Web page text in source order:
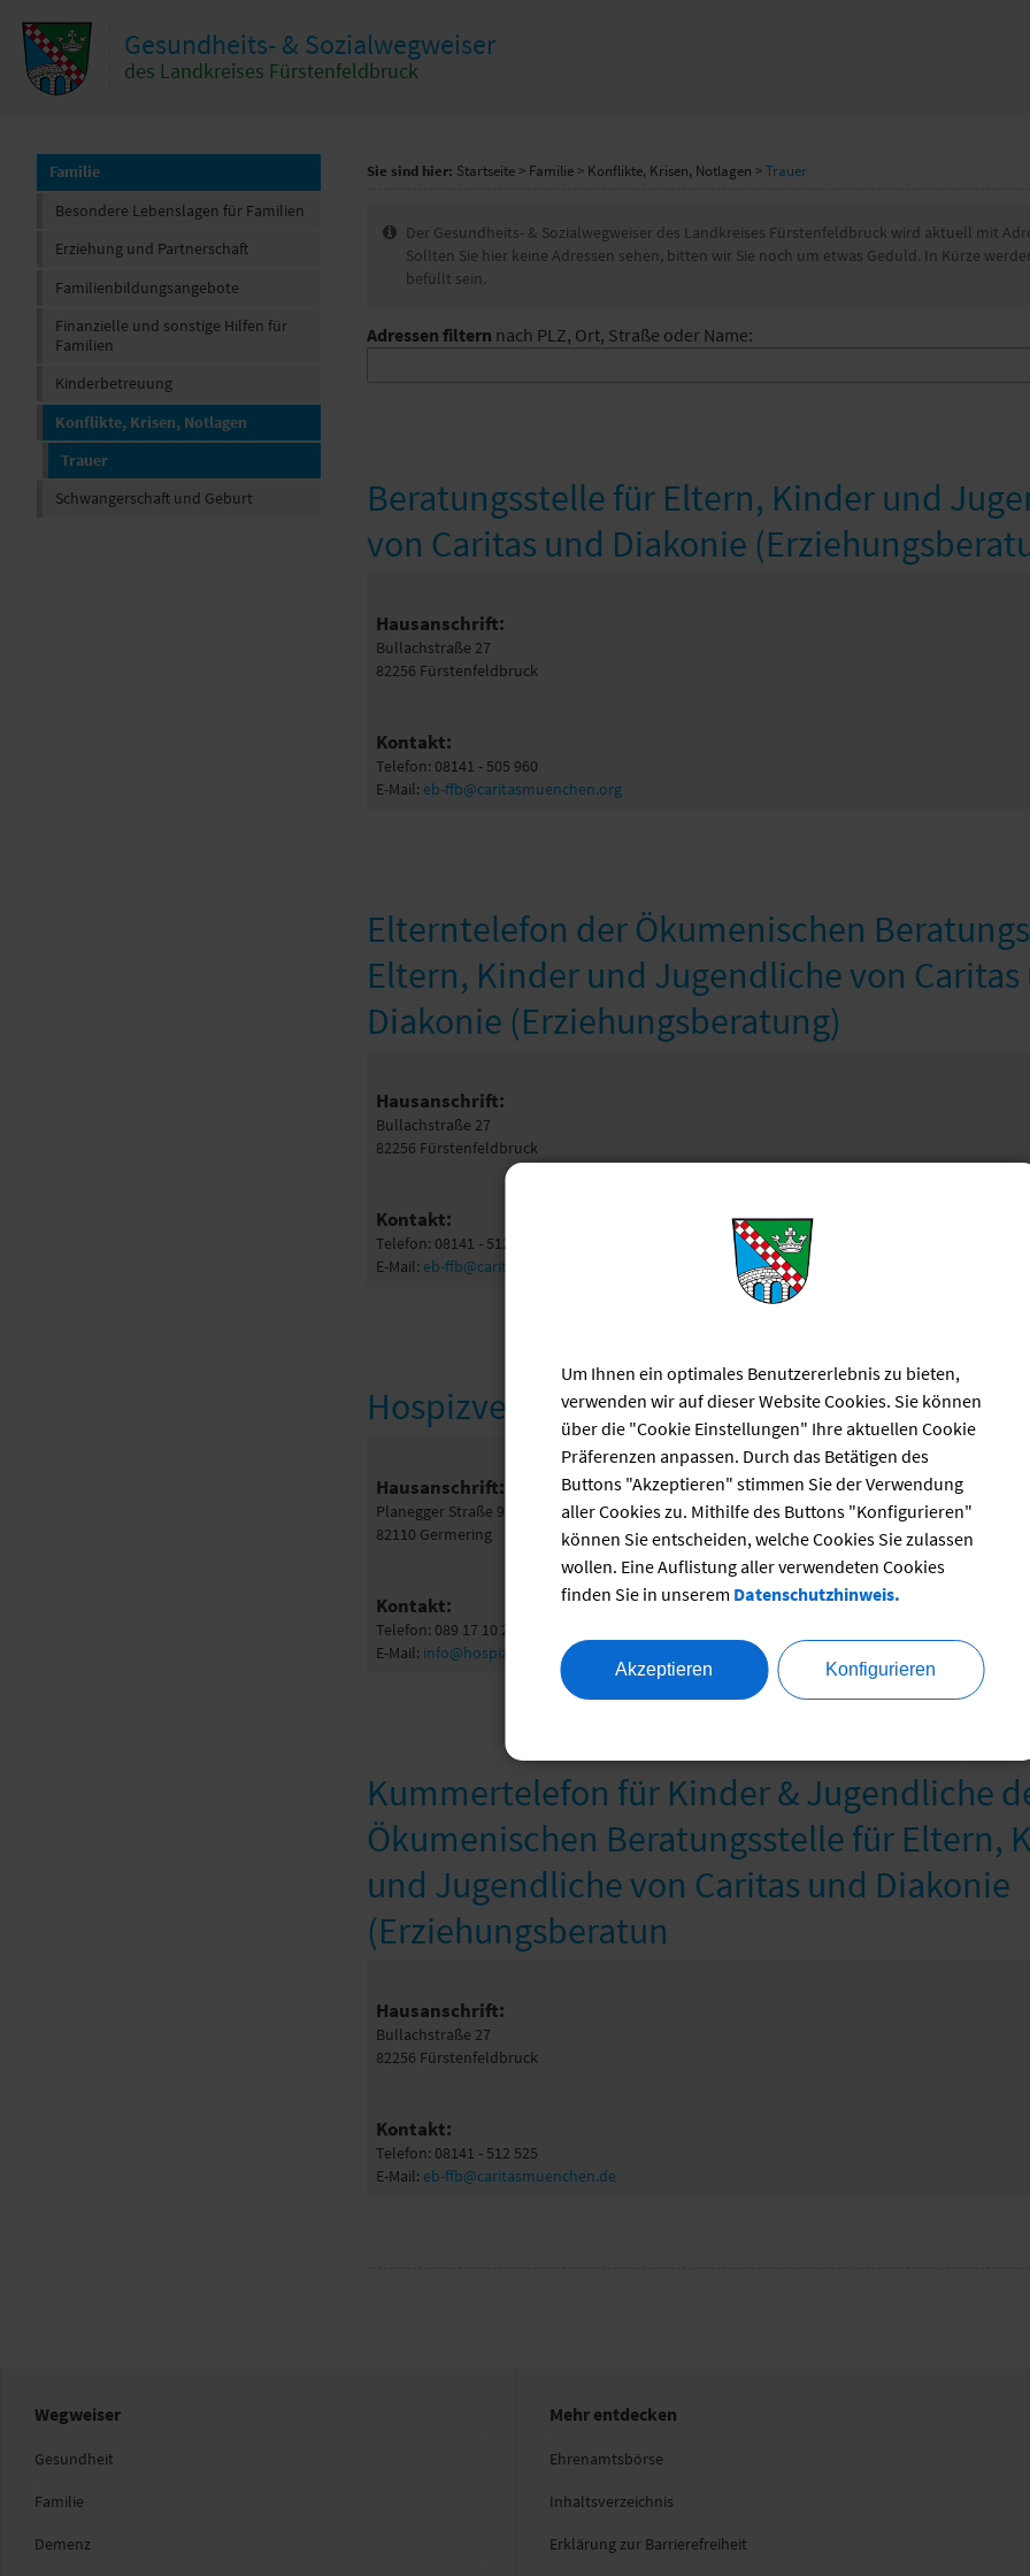
Gesundheits- & Sozialwegweiser
des Landkreises Fürstenfeldbruck
Familie
Besondere Lebenslagen für Familien
Erziehung und Partnerschaft
Familienbildungsangebote
Finanzielle und sonstige Hilfen für
Familien
Kinderbetreuung
Konflikte, Krisen, Notlagen
Trauer
Schwangerschaft und Geburt
Sie sind hier: Startseite> Familie> Konflikte, Krisen, Notlagen >Trauer
I
n
f
Der Gesundheits- & Sozialwegweiser des Landkreises Fürstenfeldbruck wird aktuell mit
Sollten Sie hier keine Adressen sehen, bitten wir Sie noch um etwas Geduld. In Kürze
befüllt sein.
Adressen filtern nach PLZ, Ort, Straße oder Name:
Beratungsstelle für Eltern, Kinder und
von Caritas und Diakonie
Hausanschrift:
Bullachstraße 27
82256 Fürstenfeldbruck
Kontakt:
Telefon: 08141 - 505 960
E-Mail: eb-ffb@caritasmuenchen.org
Elterntelefon der Ökumenischen
Eltern, Kinder und Jugendliche von Caritas
Diakonie (Erziehungsberatung)
Hausanschrift:
Bullachstraße 27
82256 Fürstenfeldbruck
Kontakt:
Telefon: 08141 - 512 526
E-Mail: eb-ffb@caritasmuenchen.de
Hospizverein Germering e.V.
Hausanschrift:
Planegger Straße 9
82110 Germering
Kontakt:
Telefon: 089 17 10 29 55
E-Mail: info@hospizverein-germering.de
Kummertelefon für Kinder & Jugendliche
Ökumenischen Beratungsstelle für Eltern,
und Jugendliche von Caritas und Diakonie
(Erziehungsberatun
Hausanschrift:
Bullachstraße 27
82256 Fürstenfeldbruck
Kontakt:
Telefon: 08141 - 512 525
E-Mail: eb-ffb@caritasmuenchen.de
Wegweiser
Gesundheit
Familie
Demenz
Mehr entdecken
Ehrenamtsbörse
Inhaltsverzeichnis
Erklärung zur Barrierefreiheit
Um Ihnen ein optimales Benutzererlebnis zu bieten,
verwenden wir auf dieser Website Cookies. Sie können
über die "Cookie Einstellungen" Ihre aktuellen Cookie
Präferenzen anpassen. Durch das Betätigen des
Buttons "Akzeptieren" stimmen Sie der Verwendung
aller Cookies zu. Mithilfe des Buttons "Konfigurieren"
können Sie entscheiden, welche Cookies Sie zulassen
wollen. Eine Auflistung aller verwendeten Cookies
finden Sie in unserem Datenschutzhinweis.
Akzeptieren Konfigurieren